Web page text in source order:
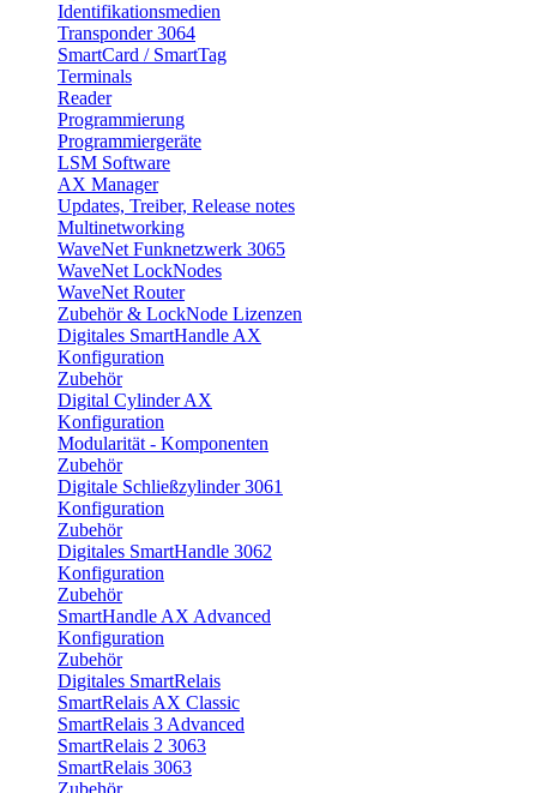
Identifikationsmedien
Transponder 3064
SmartCard / SmartTag
Terminals
Reader
Programmierung
Programmiergeräte
LSM Software
AX Manager
Updates, Treiber, Release notes
Multinetworking
WaveNet Funknetzwerk 3065
WaveNet LockNodes
WaveNet Router
Zubehör & LockNode Lizenzen
Digitales SmartHandle AX
Konfiguration
Zubehör
Digital Cylinder AX
Konfiguration
Modularität - Komponenten
Zubehör
Digitale Schließzylinder 3061
Konfiguration
Zubehör
Digitales SmartHandle 3062
Konfiguration
Zubehör
SmartHandle AX Advanced
Konfiguration
Zubehör
Digitales SmartRelais
SmartRelais AX Classic
SmartRelais 3 Advanced
SmartRelais 2 3063
SmartRelais 3063
Zubehör